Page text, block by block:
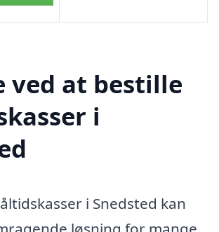
ved at bestille
i
i Snedsted kan